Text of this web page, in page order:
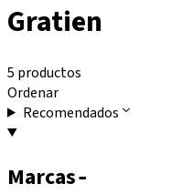
Gratien
5 productos
Ordenar
Recomendados
Marcas-